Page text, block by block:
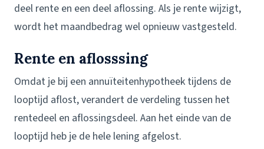
deel rente en een deel aflossing. Als je rente wijzigt,
wordt het maandbedrag wel opnieuw vastgesteld.
Rente en aflosssing
Omdat je bij een annuïteitenhypotheek tijdens de
looptijd aflost, verandert de verdeling tussen het
rentedeel en aflossingsdeel. Aan het einde van de
looptijd heb je de hele lening afgelost.